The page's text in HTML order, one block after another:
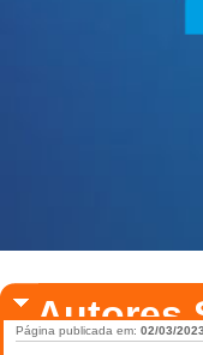
Autores
Página publicada em: 02/03/2023